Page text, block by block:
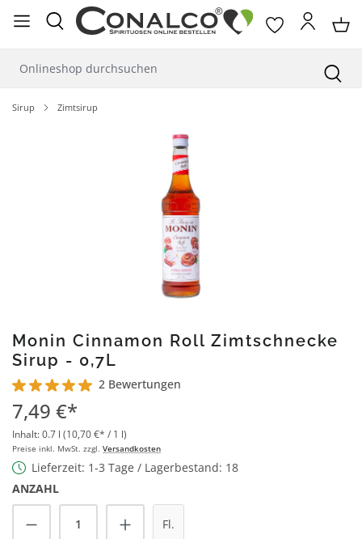
springen
Sirup Zimtsirup
Monin Cinnamon Roll Zimtschnecke
Sirup - 0,7L
Durchschnittliche Bewertung von 5 von 5 Sternen
2 Bewertungen
7,49 €*
Inhalt:0.7 l (10,70 €* / 1 l)
Preise inkl. MwSt. zzgl. Versandkosten
Lieferzeit: 1-3 Tage / Lagerbestand: 18
ANZAHL
Produkt Anzahl: Gib den gewünschten
Fl.